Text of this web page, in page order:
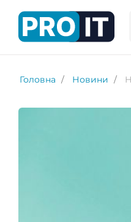
Головна Новини